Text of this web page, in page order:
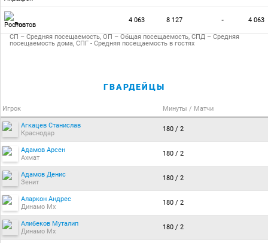
Ростов
4 063 8 127 - 4 063
СП – Средняя посещаемость, ОП – Общая посещаемость, СПД – Средняя
посещаемость дома, СПГ - Средняя посещаемость в гостях
ГВАРДЕЙЦЫ
Игрок Минуты / Матчи
Агкацев Станислав
Краснодар
180 / 2
Адамов Арсен
Ахмат
180 / 2
Адамов Денис
Зенит
180 / 2
Аларкон Андрес
Динамо Мх
180 / 2
Алибеков Муталип
Динамо Мх
180 / 2